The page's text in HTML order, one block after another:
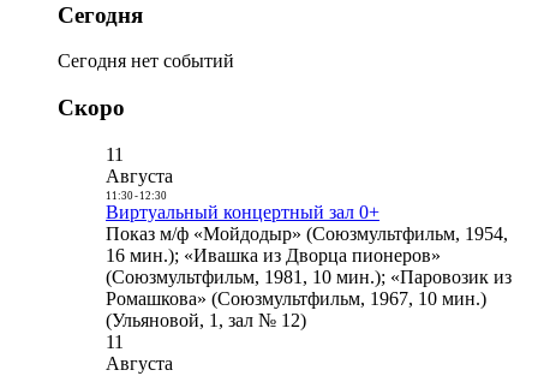
Сегодня
Сегодня нет событий
Скоро
11
Августа
11:30- 12:30
Виртуальный концертный зал 0+
Показ м/ф «Мойдодыр» (Союзмультфильм, 1954,
16 мин.); «Ивашка из Дворца пионеров»
(Союзмультфильм, 1981, 10 мин.); «Паровозик из
Ромашкова» (Союзмультфильм, 1967, 10 мин.)
(Ульяновой, 1, зал № 12)
11
Августа